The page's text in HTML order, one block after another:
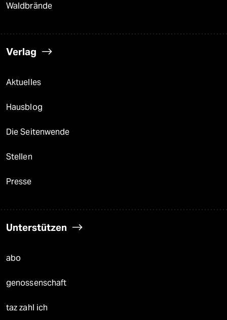
Waldbrände
Verlag
Aktuelles
Hausblog
Die Seitenwende
Stellen
Presse
Unterstützen
abo
genossenschaft
taz zahl ich